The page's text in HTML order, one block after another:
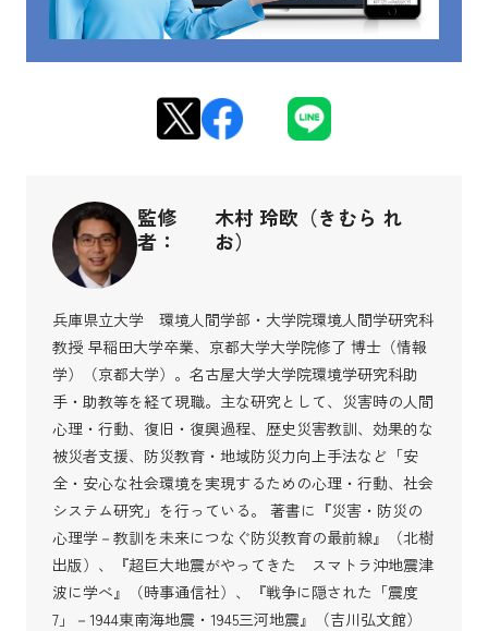
監修
者：
木村 玲欧（きむら れ
お）
兵庫県立大学 環境人間学部・大学院環境人間学研究科
教授 早稲田大学卒業、京都大学大学院修了 博士（情報
学）（京都大学）。名古屋大学大学院環境学研究科助
手・助教等を経て現職。主な研究として、災害時の人間
心理・行動、復旧・復興過程、歴史災害教訓、効果的な
被災者支援、防災教育・地域防災力向上手法など「安
全・安心な社会環境を実現するための心理・行動、社会
システム研究」を行っている。 著書に『災害・防災の
心理学－教訓を未来につなぐ防災教育の最前線』（北樹
出版）、『超巨大地震がやってきた スマトラ沖地震津
波に学べ』（時事通信社）、『戦争に隠された「震度
7」－1944東南海地震・1945三河地震』（吉川弘文館）